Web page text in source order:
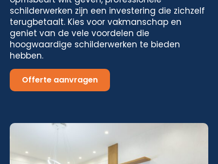
schilderwerken zijn een investering die zichzelf
terugbetaalt. Kies voor vakmanschap en
geniet van de vele voordelen die
hoogwaardige schilderwerken te bieden
hebben.
Offerte aanvragen